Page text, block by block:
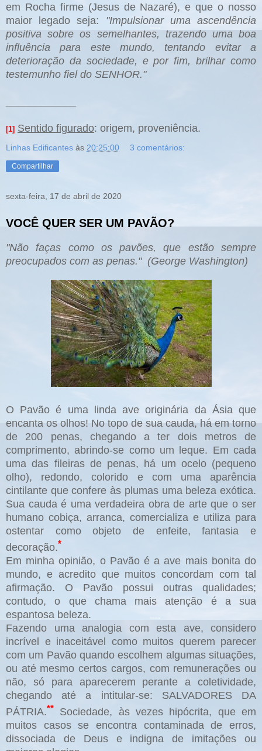
em Rocha firme (Jesus de Nazaré), e que o nosso
maior legado seja: "Impulsionar uma ascendência
positiva sobre os semelhantes, trazendo uma boa
influência para este mundo, tentando evitar a
deterioração da sociedade, e por fim, brilhar como
testemunho fiel do SENHOR."
[1] Sentido figurado: origem, proveniência.
Linhas Edificantes às 20:25:00 3 comentários:
Compartilhar
sexta-feira, 17 de abril de 2020
VOCÊ QUER SER UM PAVÃO?
"Não faças como os pavões, que estão sempre
preocupados com as penas." (George Washington)
O Pavão é uma linda ave originária da Ásia que
encanta os olhos! No topo de sua cauda, há em torno
de 200 penas, chegando a ter dois metros de
comprimento, abrindo-se como um leque. Em cada
uma das fileiras de penas, há um ocelo (pequeno
olho), redondo, colorido e com uma aparência
cintilante que confere às plumas uma beleza exótica.
Sua cauda é uma verdadeira obra de arte que o ser
humano cobiça, arranca, comercializa e utiliza para
ostentar como objeto de enfeite, fantasia e
decoração.*
Em minha opinião, o Pavão é a ave mais bonita do
mundo, e acredito que muitos concordam com tal
afirmação. O Pavão possui outras qualidades;
contudo, o que chama mais atenção é a sua
espantosa beleza.
Fazendo uma analogia com esta ave, considero
incrível e inaceitável como muitos querem parecer
com um Pavão quando escolhem algumas situações,
ou até mesmo certos cargos, com remunerações ou
não, só para aparecerem perante a coletividade,
chegando até a intitular-se: SALVADORES DA
PÁTRIA.**
Sociedade, às vezes hipócrita, que em
muitos casos se encontra contaminada de erros,
dissociada de Deus e indigna de imitações ou